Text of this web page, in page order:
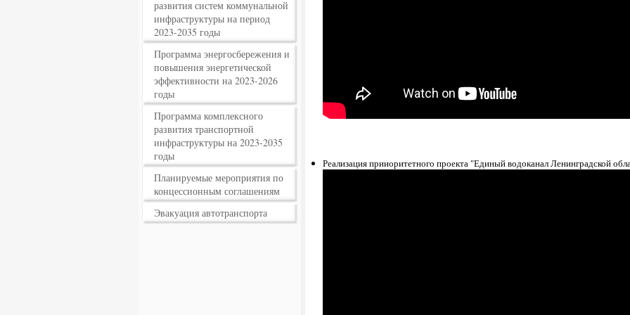
развития систем коммунальной
инфраструктуры на период
2023-2035 годы
Программа энергосбережения и
повышения энергетической
эффективности на 2023-2026
годы
Программа комплексного
развития транспортной
инфраструктуры на 2023-2035
годы
Планируемые мероприятия по
концессионным соглашениям
Эвакуация автотранспорта
Реализация прииоритетного проекта "Единый водоканал Ленинградской